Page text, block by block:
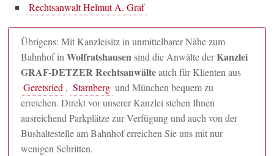
Rechtsanwalt Helmut A. Graf
Übrigens: Mit Kanzleisitz in unmittelbarer Nähe zum
Bahnhof inWolfratshausensind die Anwälte derKanzlei
GRAF-DETZER Rechtsanwälteauch für Klienten aus
Geretsried , Starnberg und München bequem zu
erreichen. Direkt vor unserer Kanzlei stehen Ihnen
ausreichend Parkplätze zur Verfügung und auch von der
Bushaltestelle am Bahnhof erreichen Sie uns mit nur
wenigen Schritten.